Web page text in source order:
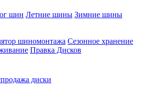
шин Летние шины Зимние шины
шиномонтажа Сезонное хранение
Правка Дисков
диски